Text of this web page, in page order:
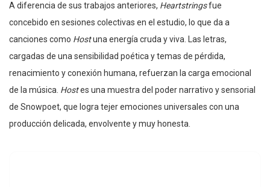
A diferencia de sus trabajos anteriores, Heartstringsfue
concebido en sesiones colectivas en el estudio, lo que da a
canciones como Hostuna energía cruda y viva. Las letras,
cargadas de una sensibilidad poética y temas de pérdida,
renacimiento y conexión humana, refuerzan la carga emocional
de la música. Hostes una muestra del poder narrativo y sensorial
de Snowpoet, que logra tejer emociones universales con una
producción delicada, envolvente y muy honesta.